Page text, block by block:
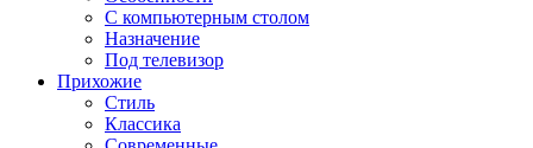
С компьютерным столом
Назначение
Под телевизор
Прихожие
Стиль
Классика